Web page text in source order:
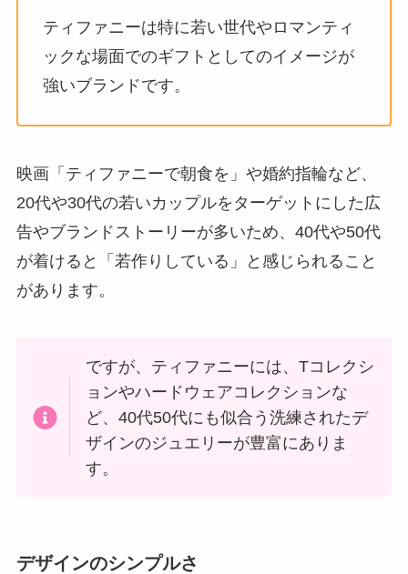
ティファニーは特に若い世代やロマンティ
ックな場面でのギフトとしてのイメージが
強いブランドです。
映画「ティファニーで朝食を」や婚約指輪など、
20代や30代の若いカップルをターゲットにした広
告やブランドストーリーが多いため、40代や50代
が着けると「若作りしている」と感じられること
があります。
ですが、ティファニーには、Tコレクシ
ョンやハードウェアコレクションな
ど、40代50代にも似合う洗練されたデ
ザインのジュエリーが豊富にありま
す。
デザインのシンプルさ